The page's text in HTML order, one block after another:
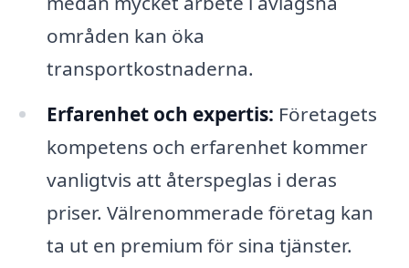
områden kan öka
transportkostnaderna.
Erfarenhet och expertis: Företagets
kompetens och erfarenhet kommer
vanligtvis att återspeglas i deras
priser. Välrenommerade företag kan
ta ut en premium för sina tjänster.